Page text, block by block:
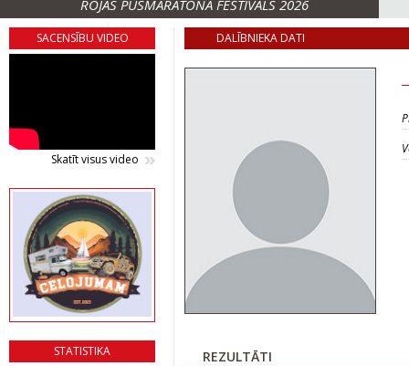
ROJAS PUSMARATONA FESTIVĀLS 2026
SACENSĪBU VIDEO
Skatīt visus video
STATISTIKA
DALĪBNIEKA DATI
REZULTĀTI